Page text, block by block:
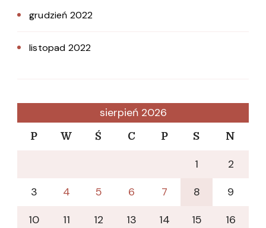
grudzień 2022
listopad 2022
sierpień 2026
P W Ś C P S N
1
2
3
4 5 6 7 8
9
10
11 12 13 14 15
16